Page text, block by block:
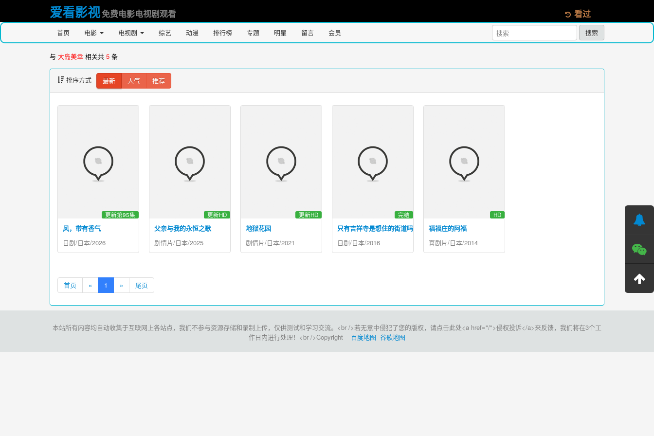
爱看影视免费电影电视剧观看 看过
首页 电影 电视剧 综艺 动漫 排行榜 专题 明星 留言 会员 搜索
与 大岛美幸 相关共 5 条
排序方式 最新 人气 推荐
风，带有香气
更新第95集
日剧/日本/2026
父亲与我的永恒之歌
更新HD
剧情片/日本/2025
地狱花园
更新HD
剧情片/日本/2021
只有吉祥寺是想住的街道吗？
完结
日剧/日本/2016
福福庄的阿福
HD
喜剧片/日本/2014
首页 « 1 » 尾页
本站所有内容均自动收集于互联网上各站点，我们不参与资源存储和录制上传，仅供测试和学习交流。<br />若无意中侵犯了您的版权，请点击此处<a href="/">侵权投诉</a>来反馈，我们将在3个工
作日内进行处理！<br />Copyright 百度地图 谷歌地图